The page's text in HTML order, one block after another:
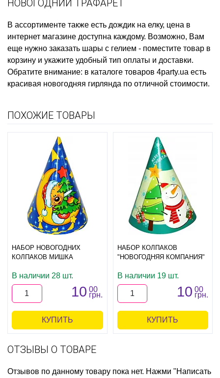
НОВОГОДНИЙ ТРАФАРЕТ
В ассортименте также есть дождик на елку, цена в
интернет магазине доступна каждому. Возможно, Вам
еще нужно заказать шары с гелием - поместите товар в
корзину и укажите удобный тип оплаты и доставки.
Обратите внимание: в каталоге товаров 4party.ua есть
красивая новогодняя гирлянда по отличной стоимости.
ПОХОЖИЕ ТОВАРЫ
НАБОР НОВОГОДНИХ
КОЛПАКОВ МИШКА
В наличии 28 шт.
10 00
грн.
КУПИТЬ
НАБОР КОЛПАКОВ
"НОВОГОДНЯЯ КОМПАНИЯ"
В наличии 19 шт.
10 00
грн.
КУПИТЬ
ОТЗЫВЫ О ТОВАРЕ
Отзывов по данному товару пока нет. Нажми "Написать